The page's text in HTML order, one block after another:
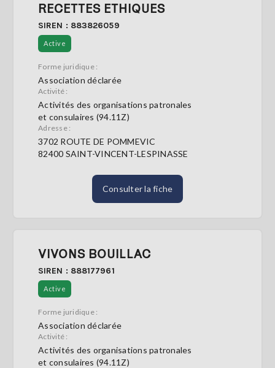
RECETTES ETHIQUES
SIREN : 883826059
Active
Forme juridique :
Association déclarée
Activité :
Activités des organisations patronales
et consulaires (94.11Z)
Adresse :
3702 ROUTE DE POMMEVIC
82400 SAINT-VINCENT-LESPINASSE
Consulter la fiche
VIVONS BOUILLAC
SIREN : 888177961
Active
Forme juridique :
Association déclarée
Activité :
Activités des organisations patronales
et consulaires (94.11Z)